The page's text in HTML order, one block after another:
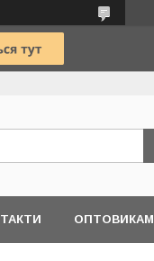
ОПТОВИКАМ